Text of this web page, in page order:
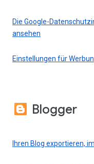
Die Google-
ansehen
Einstellungen für
Blogger
Ihren Blog exportieren,